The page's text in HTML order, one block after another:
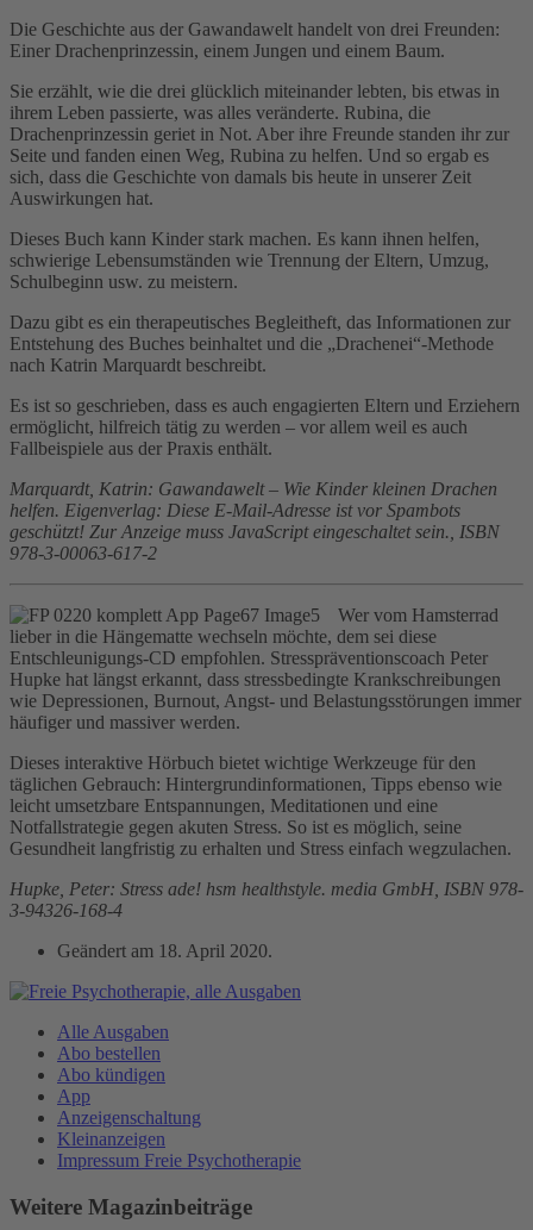
Die Geschichte aus der Gawandawelt handelt von drei Freunden:
Einer Drachenprinzessin, einem Jungen und einem Baum.
Sie erzählt, wie die drei glücklich miteinander lebten, bis etwas in
ihrem Leben passierte, was alles veränderte. Rubina, die
Drachenprinzessin geriet in Not. Aber ihre Freunde standen ihr zur
Seite und fanden einen Weg, Rubina zu helfen. Und so ergab es
sich, dass die Geschichte von damals bis heute in unserer Zeit
Auswirkungen hat.
Dieses Buch kann Kinder stark machen. Es kann ihnen helfen,
schwierige Lebensumständen wie Trennung der Eltern, Umzug,
Schulbeginn usw. zu meistern.
Dazu gibt es ein therapeutisches Begleitheft, das Informationen zur
Entstehung des Buches beinhaltet und die „Drachenei“-Methode
nach Katrin Marquardt beschreibt.
Es ist so geschrieben, dass es auch engagierten Eltern und Erziehern
ermöglicht, hilfreich tätig zu werden – vor allem weil es auch
Fallbeispiele aus der Praxis enthält.
Marquardt, Katrin: Gawandawelt – Wie Kinder kleinen Drachen
helfen. Eigenverlag: Diese E-Mail-Adresse ist vor Spambots
geschützt! Zur Anzeige muss JavaScript eingeschaltet sein. , ISBN
978-3-00063-617-2
Wer vom Hamsterrad
lieber in die Hängematte wechseln möchte, dem sei diese
Entschleunigungs-CD empfohlen. Stresspräventionscoach Peter
Hupke hat längst erkannt, dass stressbedingte Krankschreibungen
wie Depressionen, Burnout, Angst- und Belastungsstörungen immer
häufiger und massiver werden.
Dieses interaktive Hörbuch bietet wichtige Werkzeuge für den
täglichen Gebrauch: Hintergrundinformationen, Tipps ebenso wie
leicht umsetzbare Entspannungen, Meditationen und eine
Notfallstrategie gegen akuten Stress. So ist es möglich, seine
Gesundheit langfristig zu erhalten und Stress einfach wegzulachen.
Hupke, Peter: Stress ade! hsm healthstyle. media GmbH, ISBN 978-
3-94326-168-4
Geändert am 18. April 2020.
Alle Ausgaben
Abo bestellen
Abo kündigen
App
Anzeigenschaltung
Kleinanzeigen
Impressum Freie Psychotherapie
Weitere Magazinbeiträge